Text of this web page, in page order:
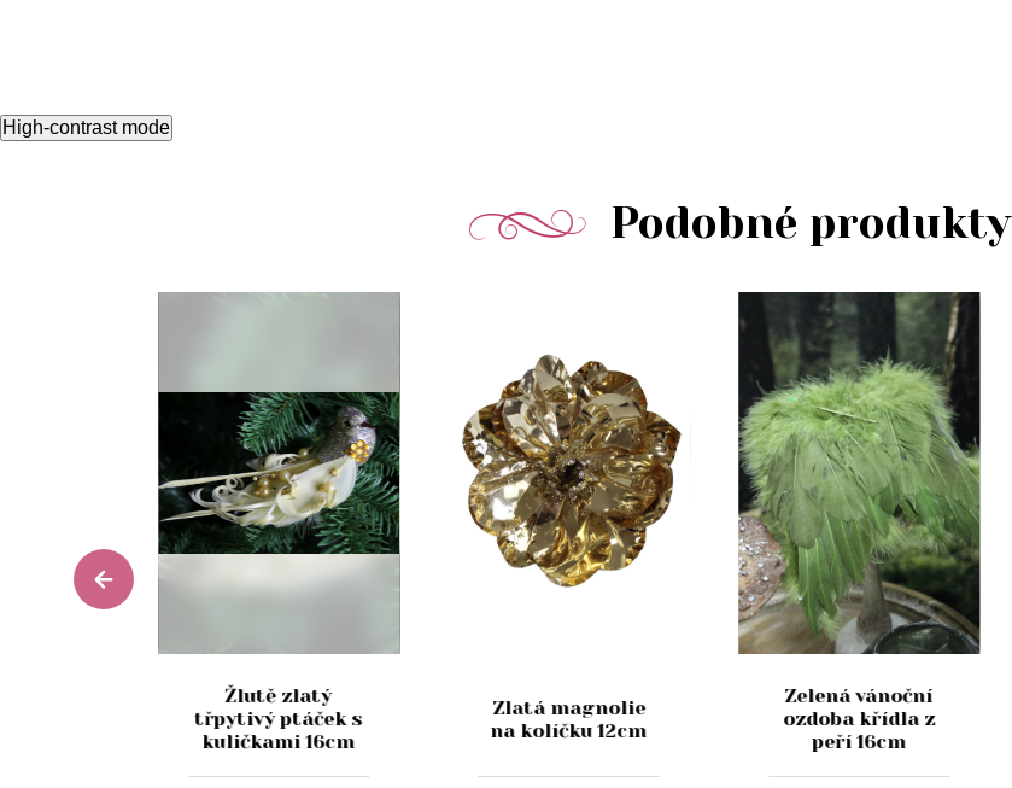
High-contrast mode
Podobné produkty
Žlutě zlatý
třpytivý ptáček s
kuličkami 16cm
Zlatá magnolie
na kolíčku 12cm
Zelená vánoční
ozdoba křídla z
peří 16cm